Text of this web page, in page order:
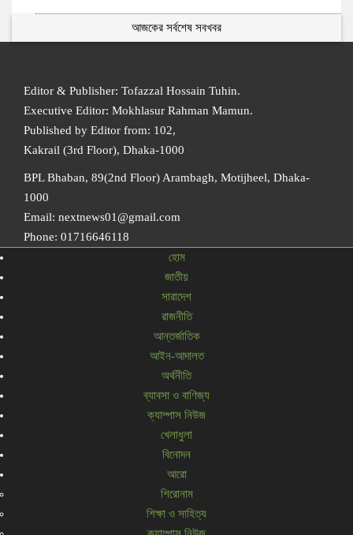
আজকের সর্বশেষ সবখবর
Editor & Publisher: Tofazzal Hossain Tuhin.
Executive Editor: Mokhlasur Rahman Mamun.
Published by Editor from: 102,
Kakrail (3rd Floor), Dhaka-1000
BPL Bhaban, 89(2nd Floor) Arambagh, Motijheel, Dhaka-
1000
Email: nextnews01@gmail.com
Phone: 01716646118
হোম
জাতীয়
সারাদেশ
রাজনীতি
আন্তর্জাতিক
আইন-আদালত
অর্থনীতি
ব্যাবসা ও বাণিজ্য
ক্যাম্পাস নিউজ
খেলাধুলা
বিনোদন
আরো
শিরোনাম
শিক্ষা ও সাহিত্য